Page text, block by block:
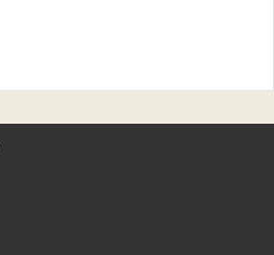
மாறி அவனை தேவதூதுவனென புகழ்ந்து
காட்சி இதுவரை உலகின் எந்த ஓர்